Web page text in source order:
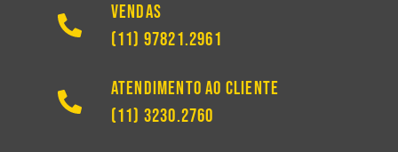
Vendas
(11) 97821.2961
Atendimento ao Cliente
(11) 3230.2760